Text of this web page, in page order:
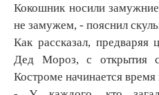
Кокошник носили
не замужем, - пояснил
Как рассказал, предваряя
Дед Мороз, с открытия
Костроме начинается время